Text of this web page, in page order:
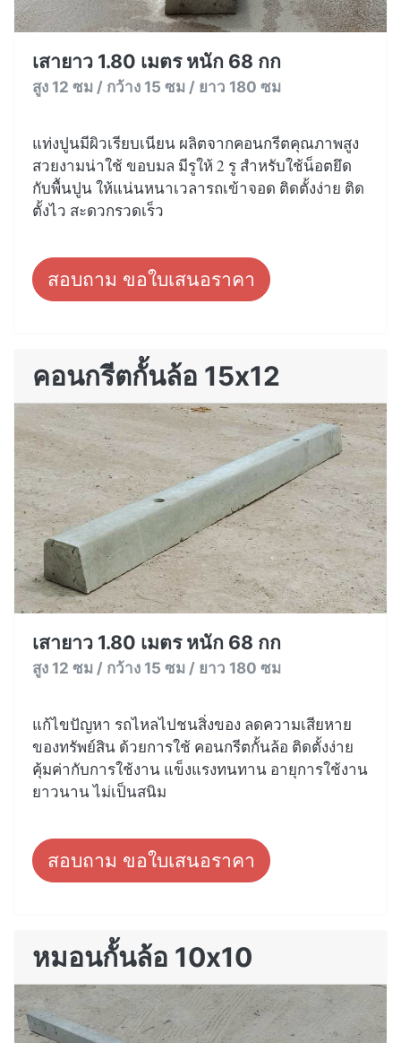
เสายาว 1.80 เมตร หนัก 68 กก
สูง 12 ซม / กว้าง 15 ซม / ยาว 180 ซม
แท่งปูนมีผิวเรียบเนียน ผลิตจากคอนกรีตคุณภาพสูง
สวยงามน่าใช้ ขอบมล มีรูให้ 2 รู สำหรับใช้น็อตยึด
กับพื้นปูน ให้แน่นหนาเวลารถเข้าจอด ติดตั้งง่าย ติด
ตั้งไว สะดวกรวดเร็ว
สอบถาม ขอใบเสนอราคา
คอนกรีตกั้นล้อ 15x12
เสายาว 1.80 เมตร หนัก 68 กก
สูง 12 ซม / กว้าง 15 ซม / ยาว 180 ซม
แก้ไขปัญหา รถไหลไปชนสิ่งของ ลดความเสียหาย
ของทรัพย์สิน ด้วยการใช้ คอนกรีตกั้นล้อ ติดตั้งง่าย
คุ้มค่ากับการใช้งาน แข็งแรงทนทาน อายุการใช้งาน
ยาวนาน ไม่เป็นสนิม
สอบถาม ขอใบเสนอราคา
หมอนกั้นล้อ 10x10